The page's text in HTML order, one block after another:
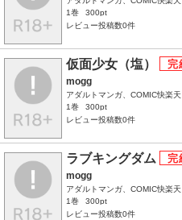
1巻
300pt
レビュー投稿数0件
仮面少女（塩）
mogg
アダルトマンガ、COMIC快楽天
1巻
300pt
レビュー投稿数0件
ラブキングダム
mogg
アダルトマンガ、COMIC快楽天
1巻
300pt
レビュー投稿数0件